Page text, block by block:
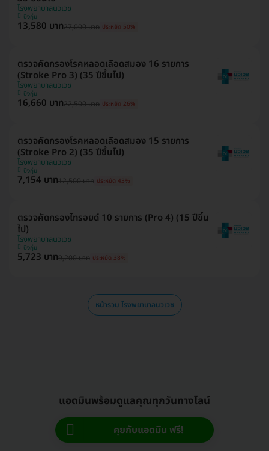
โรงพยาบาลนวเวช
บึงกุ่ม
13,580 บาท27,000 บาท ประหยัด 50%
ตรวจคัดกรองโรคหลอดเลือดสมอง 16 รายการ
(Stroke Pro 3) (35 ปีขึ้นไป)
โรงพยาบาลนวเวช
บึงกุ่ม
16,660 บาท22,500 บาท ประหยัด 26%
ตรวจคัดกรองโรคหลอดเลือดสมอง 15 รายการ
(Stroke Pro 2) (35 ปีขึ้นไป)
โรงพยาบาลนวเวช
บึงกุ่ม
7,154 บาท12,500 บาท ประหยัด 43%
ตรวจคัดกรองไทรอยด์ 10 รายการ (Pro 4) (15 ปีขึ้น
ไป)
โรงพยาบาลนวเวช
บึงกุ่ม
5,723 บาท9,200 บาท ประหยัด 38%
หน้ารวม โรงพยาบาลนวเวช
แอดมินพร้อมดูแลคุณทุกวันทางไลน์
คุยกับแอดมิน ฟรี!